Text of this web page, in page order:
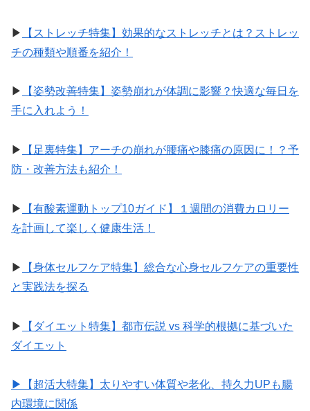
▶︎
【ストレッチ特集】効果的なストレッチとは？ストレッ
チの種類や順番を紹介！
▶︎
【姿勢改善特集】姿勢崩れが体調に影響？快適な毎日を
手に入れよう！
▶︎
【足裏特集】アーチの崩れが腰痛や膝痛の原因に！？予
防・改善方法も紹介！
▶︎
【有酸素運動トップ10ガイド】１週間の消費カロリー
を計画して楽しく健康生活！
▶︎
【身体セルフケア特集】総合な心身セルフケアの重要性
と実践法を探る
▶︎
【ダイエット特集】都市伝説 vs 科学的根拠に基づいた
ダイエット
▶︎【超活大特集】太りやすい体質や老化、持久力UPも腸
内環境に関係